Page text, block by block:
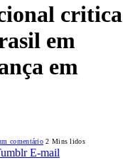
critica
em
em
comentário 2 Mins lidos
E-mail